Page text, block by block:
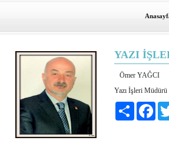
YAZI
Ömer YAĞCI
Yazı İşleri Müdürü
Paylaş